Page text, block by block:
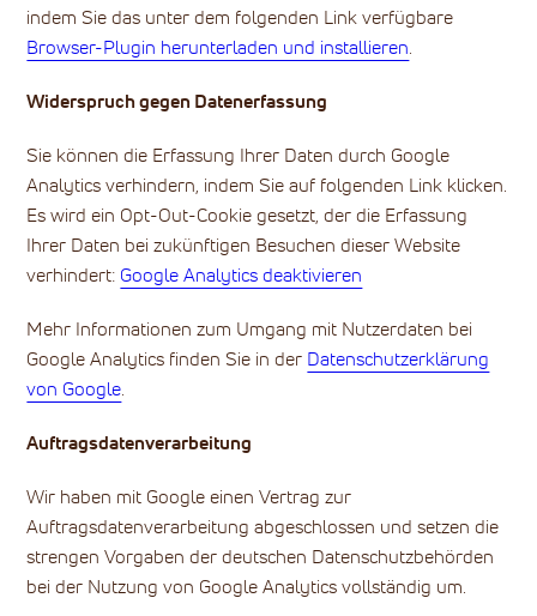
indem Sie das unter dem folgenden Link verfügbare
Browser-Plugin herunterladen und installieren.
Widerspruch gegen Datenerfassung
Sie können die Erfassung Ihrer Daten durch Google
Analytics verhindern, indem Sie auf folgenden Link klicken.
Es wird ein Opt-Out-Cookie gesetzt, der die Erfassung
Ihrer Daten bei zukünftigen Besuchen dieser Website
verhindert: Google Analytics deaktivieren
Mehr Informationen zum Umgang mit Nutzerdaten bei
Google Analytics finden Sie in der Datenschutzerklärung
von Google.
Auftragsdatenverarbeitung
Wir haben mit Google einen Vertrag zur
Auftragsdatenverarbeitung abgeschlossen und setzen die
strengen Vorgaben der deutschen Datenschutzbehörden
bei der Nutzung von Google Analytics vollständig um.